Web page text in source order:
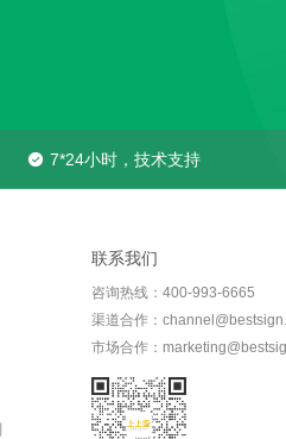
7*24小时，技术支持
联系我们
咨询热线：400-993-6665
渠道合作：
市场合作：